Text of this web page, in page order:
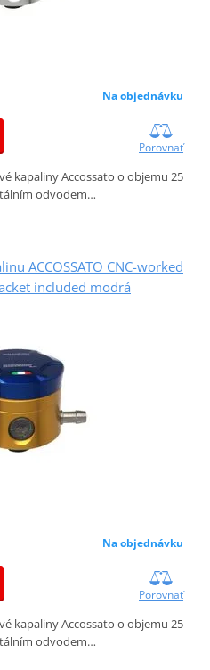
Na objednávku
Porovnať
kapaliny Accossato o objemu 25
odvodem…
ACCOSSATO CNC-worked
included modrá
Na objednávku
Porovnať
kapaliny Accossato o objemu 25
odvodem…